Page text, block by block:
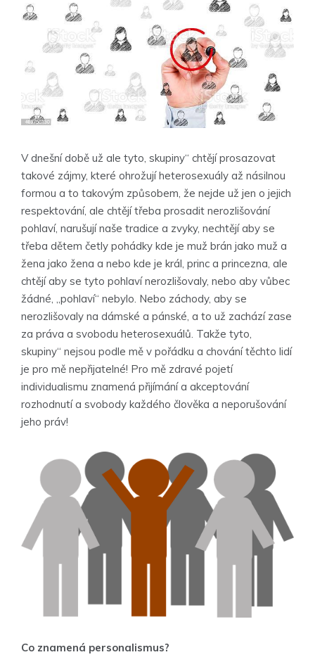
V dnešní době už ale tyto, skupiny“ chtějí prosazovat
takové zájmy, které ohrožují heterosexuály až násilnou
formou a to takovým způsobem, že nejde už jen o jejich
respektování, ale chtějí třeba prosadit nerozlišování
pohlaví, narušují naše tradice a zvyky, nechtějí aby se
třeba dětem četly pohádky kde je muž brán jako muž a
žena jako žena a nebo kde je král, princ a princezna, ale
chtějí aby se tyto pohlaví nerozlišovaly, nebo aby vůbec
žádné, „pohlaví“ nebylo. Nebo záchody, aby se
nerozlišovaly na dámské a pánské, a to už zachází zase
za práva a svobodu heterosexuálů. Takže tyto,
skupiny“ nejsou podle mě v pořádku a chování těchto lidí
je pro mě nepřijatelné! Pro mě zdravé pojetí
individualismu znamená přijímání a akceptování
rozhodnutí a svobody každého člověka a neporušování
jeho práv!
Co znamená personalismus?